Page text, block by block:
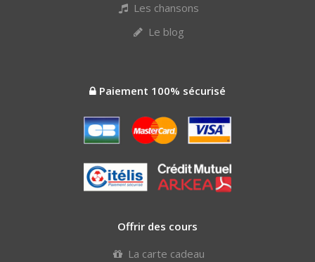
Les chansons
Le blog
Paiement 100% sécurisé
Offrir des cours
La carte cadeau